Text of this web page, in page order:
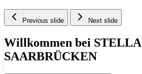
Previous slide Next slide
Willkommen bei
SAARBRÜCKEN